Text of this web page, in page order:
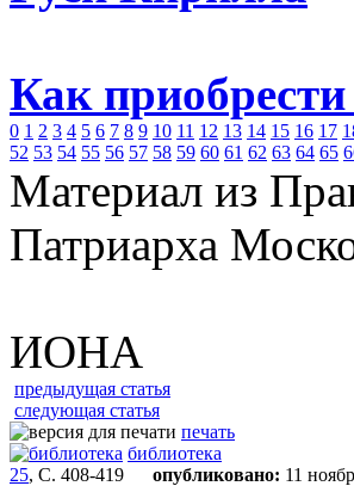
Как
0 1 2 3 4 5 6 7 8 9 10 11 12 13 14 15 16 17
52 53 54 55 56 57 58 59 60 61 62 63 64 65
Материал из
Патриарха
ИОНА
предыдущая статья
следующая статья
печать
библиотека
25, С. 408-419 опубликовано: 11